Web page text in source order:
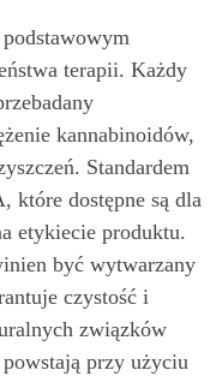
terapii. Każdy
kannabinoidów,
Standardem
które dostępne są dla
etykiecie produktu.
być wytwarzany
czystość i
związków
przy użyciu